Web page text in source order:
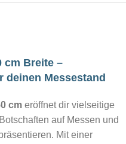
cm Breite –
deinen Messestand
cm eröffnet dir vielseitige
auf Messen und
Mit einer